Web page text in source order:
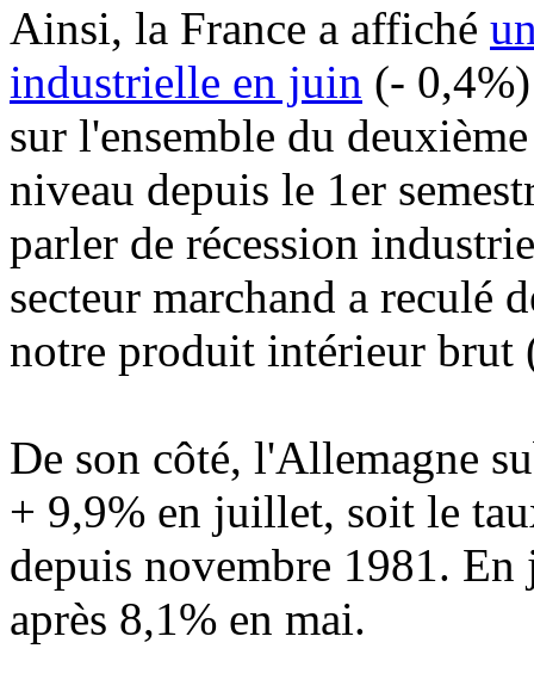
Ainsi, la France a affiché
industrielle en juin (-
sur l'ensemble du
niveau depuis le 1er
parler de récession
secteur marchand a reculé
notre produit intérieur brut
De son côté, l'Allemagne
+ 9,9% en juillet, soit le
depuis novembre 1981.
après 8,1% en mai.